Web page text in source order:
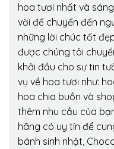
hoa tươi nhất và
vời để chuyển đến
những lời chúc tốt
được chúng tôi
khởi đầu cho sự tin
vụ về hoa tươi như:
hoa chia buồn và
thêm nhu cầu của
hãng có uy tín để
bánh sinh nhật,